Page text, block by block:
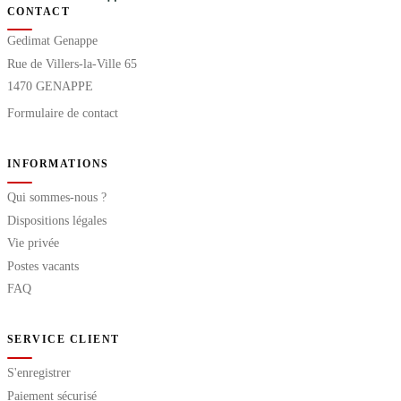
CONTACT
Gedimat Genappe
Rue de Villers-la-Ville 65
1470 GENAPPE
Formulaire de contact
INFORMATIONS
Qui sommes-nous ?
Dispositions légales
Vie privée
Postes vacants
FAQ
SERVICE CLIENT
S'enregistrer
Paiement sécurisé